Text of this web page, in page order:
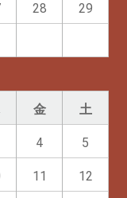
28 29
金 土
4 5
11 12